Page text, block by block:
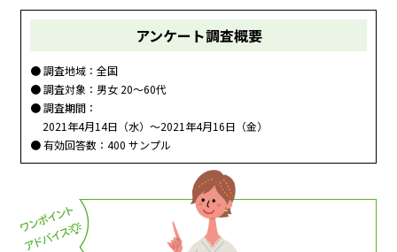
アンケート調査概要
● 調査地域：全国
● 調査対象：男女 20〜60代
● 調査期間：
2021年4月14日（水）〜2021年4月16日（金）
● 有効回答数：400 サンプル